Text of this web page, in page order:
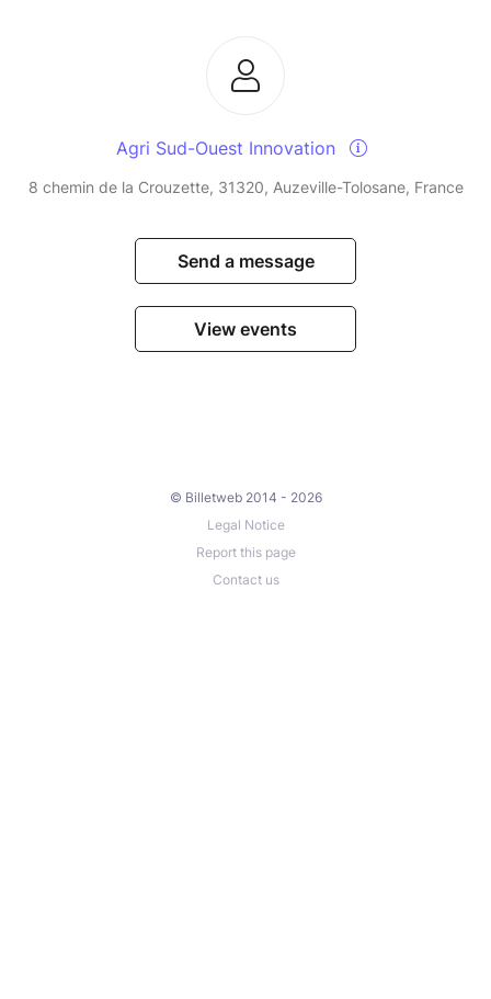
Agri Sud-Ouest Innovation
8 chemin de la Crouzette, 31320, Auzeville-Tolosane, France
Send a message
View events
© Billetweb 2014 - 2026
Legal Notice
Report this page
Contact us